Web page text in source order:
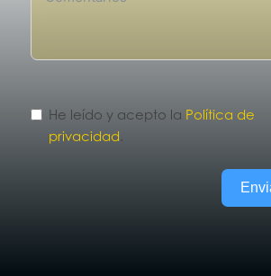
He leído y acepto la Política de
privacidad.